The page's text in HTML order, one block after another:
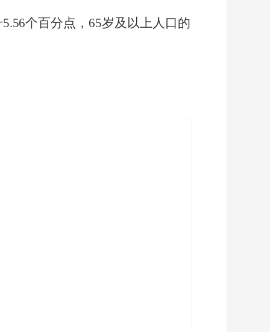
5.56个百分点， 65岁及以上人口的